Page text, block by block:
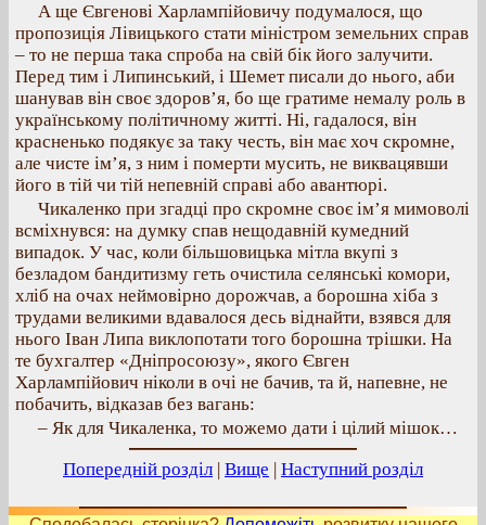
А ще Євгенові Харлампійовичу подумалося, що
пропозиція Лівицького стати міністром земельних справ
– то не перша така спроба на свій бік його залучити.
Перед тим і Липинський, і Шемет писали до нього, аби
шанував він своє здоров’я, бо ще гратиме немалу роль в
українському політичному житті. Ні, гадалося, він
красненько подякує за таку честь, він має хоч скромне,
але чисте ім’я, з ним і померти мусить, не виквацявши
його в тій чи тій непевній справі або авантюрі.
Чикаленко при згадці про скромне своє ім’я мимоволі
всміхнувся: на думку спав нещодавній кумедний
випадок. У час, коли більшовицька мітла вкупі з
безладом бандитизму геть очистила селянські комори,
хліб на очах неймовірно дорожчав, а борошна хіба з
трудами великими вдавалося десь віднайти, взявся для
нього Іван Липа виклопотати того борошна трішки. На
те бухгалтер «Дніпросоюзу», якого Євген
Харлампійович ніколи в очі не бачив, та й, напевне, не
побачить, відказав без вагань:
– Як для Чикаленка, то можемо дати і цілий мішок…
Попередній розділ | Вище | Наступний розділ